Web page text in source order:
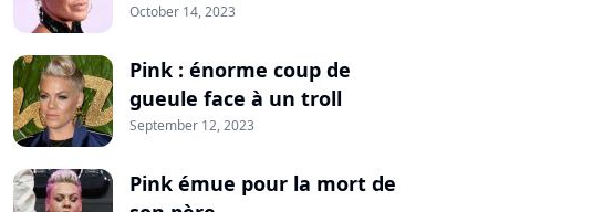
October 14, 2023
Pink : énorme coup de
gueule face à un troll
September 12, 2023
Pink émue pour la mort de